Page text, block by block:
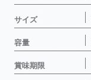
サイズ
容量
賞味期限